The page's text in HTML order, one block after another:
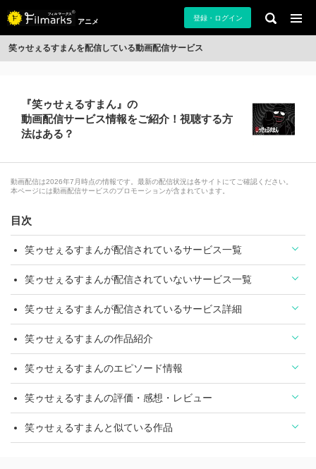
アニメ 登録・ログイン
笑ゥせぇるすまんを配信している動画配信サービス
『笑ゥせぇるすまん』の
動画配信サービス情報をご紹介！視聴する方
法はある？
動画配信は2026年7月時点の情報です。最新の配信状況は各サイトにてご確認ください。
本ページには動画配信サービスのプロモーションが含まれています。
目次
笑ゥせぇるすまんが配信されているサービス一覧
笑ゥせぇるすまんが配信されていないサービス一覧
笑ゥせぇるすまんが配信されているサービス詳細
笑ゥせぇるすまんの作品紹介
笑ゥせぇるすまんのエピソード情報
笑ゥせぇるすまんの評価・感想・レビュー
笑ゥせぇるすまんと似ている作品